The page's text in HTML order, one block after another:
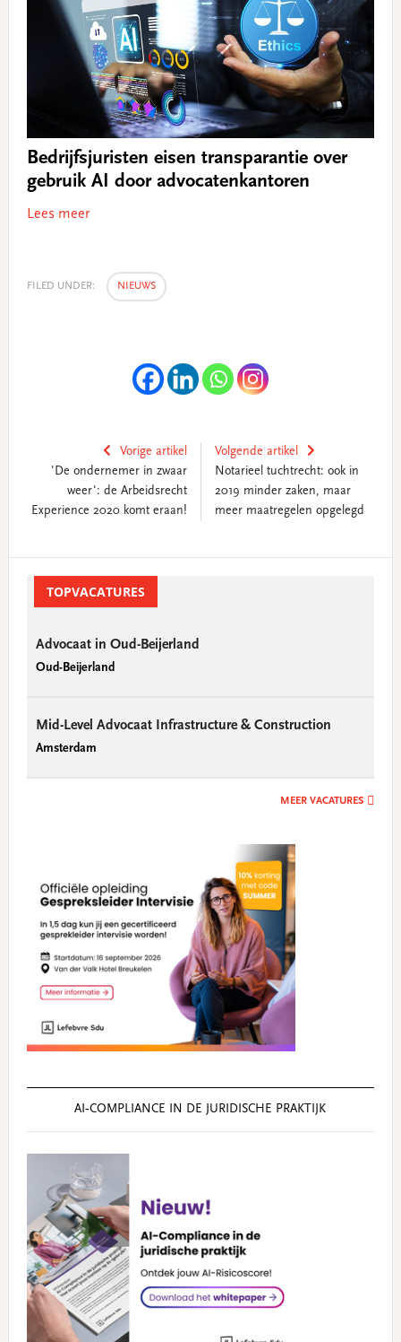
Bedrijfsjuristen eisen transparantie over
gebruik AI door advocatenkantoren
Lees meer
FILED UNDER: NIEUWS
Vorige artikel
'De ondernemer in zwaar
weer': de Arbeidsrecht
Experience 2020 komt eraan!
Volgende artikel
Notarieel tuchtrecht: ook in
2019 minder zaken, maar
meer maatregelen opgelegd
SidebarTOPVACATURES
Advocaat in Oud-Beijerland
Oud-Beijerland
Mid-Level Advocaat Infrastructure & Construction
Amsterdam
MEER VACATURES
AI‑COMPLIANCE IN DE JURIDISCHE PRAKTIJK